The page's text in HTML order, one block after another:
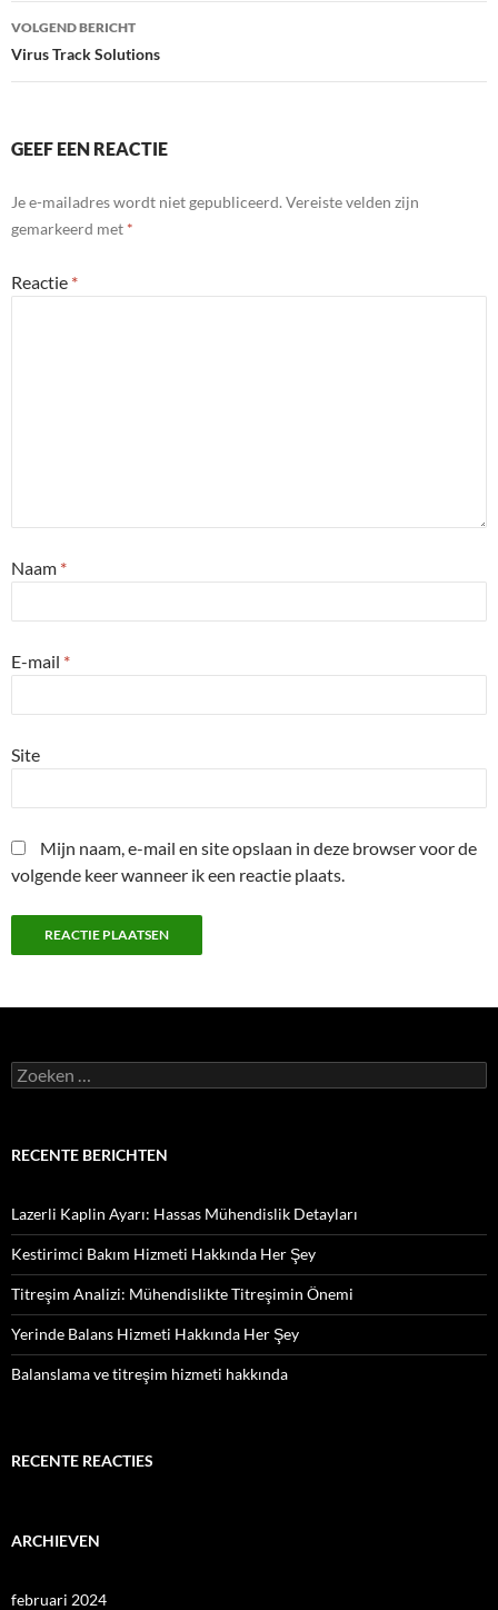
VOLGEND BERICHT
Virus Track Solutions
GEEF EEN REACTIE
Je e-mailadres wordt niet gepubliceerd. Vereiste velden zijn
gemarkeerd met *
Reactie *
Naam *
E-mail *
Site
Mijn naam, e-mail en site opslaan in deze browser voor de
volgende keer wanneer ik een reactie plaats.
Zoeken
naar:
RECENTE BERICHTEN
Lazerli Kaplin Ayarı: Hassas Mühendislik Detayları
Kestirimci Bakım Hizmeti Hakkında Her Şey
Titreşim Analizi: Mühendislikte Titreşimin Önemi
Yerinde Balans Hizmeti Hakkında Her Şey
Balanslama ve titreşim hizmeti hakkında
RECENTE REACTIES
ARCHIEVEN
februari 2024